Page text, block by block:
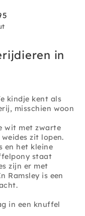
in
kindje kent als
misschien woon
wit met zwarte
zit lopen.
en het kleine
staat
zijn er met
Ramsley is een
in een knuffel